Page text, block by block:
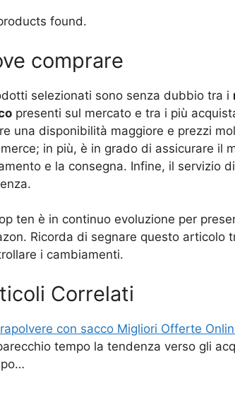
found.
comprare
selezionati sono senza dubbio tra i
presenti sul mercato e tra i più
una disponibilità maggiore e prezzi
in più, è in grado di assicurare il
e la consegna. Infine, il servizio
ten è in continuo evoluzione per
Ricorda di segnare questo articolo
i cambiamenti.
Correlati
con sacco Migliori Offerte
tempo la tendenza verso gli